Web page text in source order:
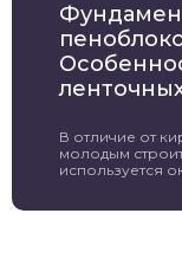
В отличие от
молодым
используется